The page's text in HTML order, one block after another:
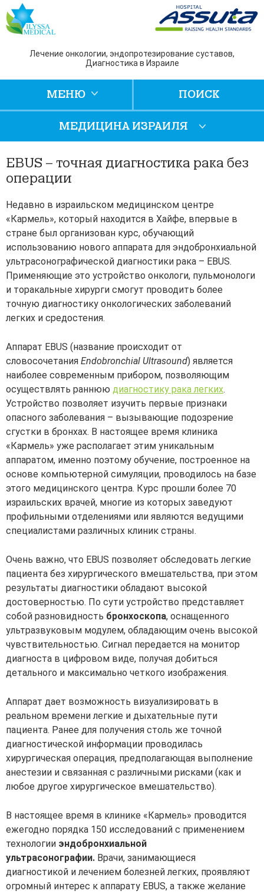
Лечение онкологии, эндопротезирование суставов,
Диагностика в Израиле
ПОИСК
МЕНЮ
EBUS – точная диагностика рака без
операции
Недавно в израильском медицинском центре
«Кармель», который находится в Хайфе, впервые в
стране был организован курс, обучающий
использованию нового аппарата для эндобронхиальной
ультрасонографической диагностики рака – EBUS.
Применяющие это устройство онкологи, пульмонологи
и торакальные хирурги смогут проводить более
точную диагностику онкологических заболеваний
легких и средостения.
Аппарат EBUS (название происходит от
словосочетания Endobronchial Ultrasound) является
наиболее современным прибором, позволяющим
осуществлять раннюю диагностику рака легких.
Устройство позволяет изучить первые признаки
опасного заболевания – вызывающие подозрение
сгустки в бронхах. В настоящее время клиника
«Кармель» уже располагает этим уникальным
аппаратом, именно поэтому обучение, построенное на
основе компьютерной симуляции, проводилось на базе
этого медицинского центра. Курс прошли более 70
израильских врачей, многие из которых заведуют
профильными отделениями или являются ведущими
специалистами различных клиник страны.
Очень важно, что EBUS позволяет обследовать легкие
пациента без хирургического вмешательства, при этом
результаты диагностики обладают высокой
достоверностью. По сути устройство представляет
собой разновидность бронхоскопа, оснащенного
ультразвуковым модулем, обладающим очень высокой
чувствительностью. Сигнал передается на монитор
диагноста в цифровом виде, получая добиться
детального и максимально четкого изображения.
Аппарат дает возможность визуализировать в
реальном времени легкие и дыхательные пути
пациента. Ранее для получения столь же точной
диагностической информации проводилась
хирургическая операция, предполагающая выполнение
анестезии и связанная с различными рисками (как и
любое другое хирургическое вмешательство).
В настоящее время в клинике «Кармель» проводится
ежегодно порядка 150 исследований с применением
технологии эндобронхиальной
ультрасонографии. Врачи, занимающиеся
диагностикой и лечением болезней легких, проявляют
огромный интерес к аппарату EBUS, а также желание
МЕДИЦИНА ИЗРАИЛЯ